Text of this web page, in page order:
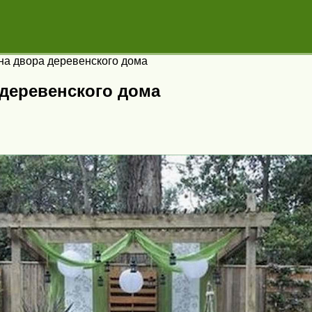
двора деревенского дома
дома